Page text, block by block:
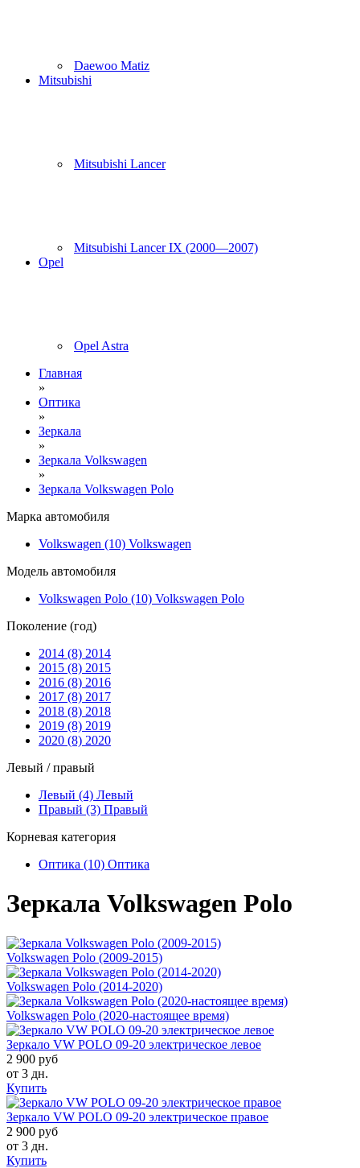
Daewoo Matiz
Mitsubishi
Mitsubishi Lancer
Mitsubishi Lancer IX (2000—2007)
Opel
Opel Astra
Главная
»
Оптика
»
Зеркала
»
Зеркала Volkswagen
»
Зеркала Volkswagen Polo
Марка автомобиля
Volkswagen (10) Volkswagen
Модель автомобиля
Volkswagen Polo (10) Volkswagen Polo
Поколение (год)
2014 (8) 2014
2015 (8) 2015
2016 (8) 2016
2017 (8) 2017
2018 (8) 2018
2019 (8) 2019
2020 (8) 2020
Левый / правый
Левый (4) Левый
Правый (3) Правый
Корневая категория
Оптика (10) Оптика
Зеркала Volkswagen Polo
Volkswagen Polo (2009-2015)
Volkswagen Polo (2014-2020)
Volkswagen Polo (2020-настоящее время)
Зеркало VW POLO 09-20 электрическое левое
2 900 руб
от 3 дн.
Купить
Зеркало VW POLO 09-20 электрическое правое
2 900 руб
от 3 дн.
Купить